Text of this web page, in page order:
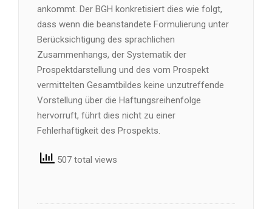
ankommt. Der BGH konkretisiert dies wie folgt,
dass wenn die beanstandete Formulierung unter
Berücksichtigung des sprachlichen
Zusammenhangs, der Systematik der
Prospektdarstellung und des vom Prospekt
vermittelten Gesamtbildes keine unzutreffende
Vorstellung über die Haftungsreihenfolge
hervorruft, führt dies nicht zu einer
Fehlerhaftigkeit des Prospekts.
507 total views